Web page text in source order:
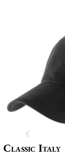
Classic Italy